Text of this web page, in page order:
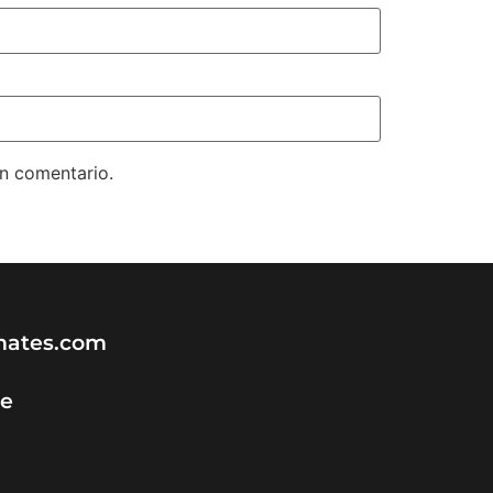
comentario.